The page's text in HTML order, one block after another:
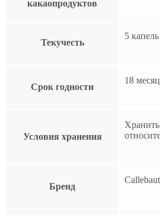
какаопродуктов
Текучесть
5 капель
Срок годности
18
Условия хранения
Бренд
Callebaut